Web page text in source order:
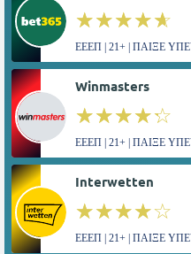
☆☆☆☆☆
★★★★★
ΕΕΕΠ | 21+ | ΠΑΙΞΕ
Winmasters
☆☆☆☆☆
★★★★★
ΕΕΕΠ | 21+ | ΠΑΙΞΕ
Interwetten
☆☆☆☆☆
★★★★★
ΕΕΕΠ | 21+ | ΠΑΙΞΕ